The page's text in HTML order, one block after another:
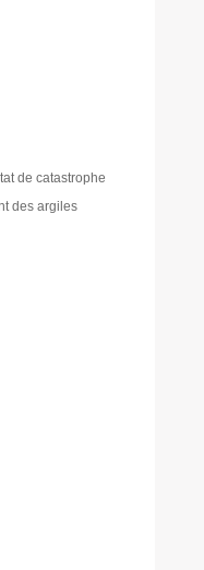
de catastrophe
des argiles